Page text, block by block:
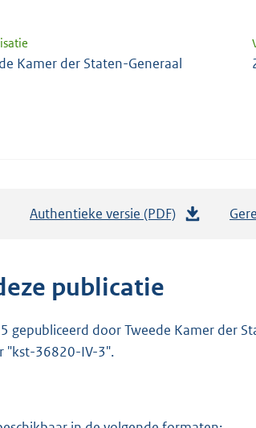
Kamer der Staten-Generaal
Authentieke versie (PDF)
n
publicatie
gepubliceerd door Tweede Kamer der
"kst-36820-IV-3".